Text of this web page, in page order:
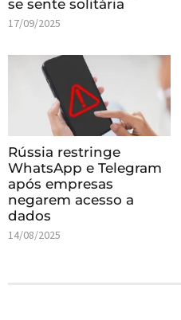
se sente solitária
17/09/2025
Rússia restringe
WhatsApp e Telegram
após empresas
negarem acesso a
dados
14/08/2025